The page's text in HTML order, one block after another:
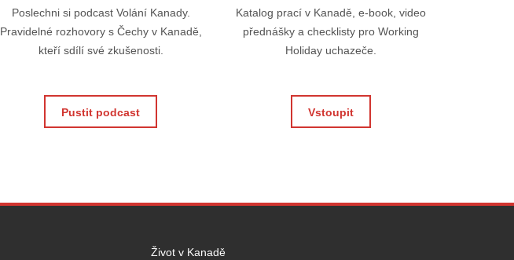
Poslechni si podcast Volání Kanady.
Pravidelné rozhovory s Čechy v Kanadě,
kteří sdílí své zkušenosti.
Pustit podcast
Katalog prací v Kanadě, e-book, video
přednášky a checklisty pro Working
Holiday uchazeče.
Vstoupit
Život v Kanadě